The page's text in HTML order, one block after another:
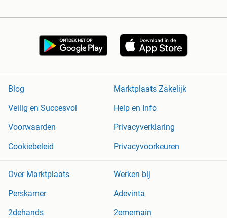
Blog
Marktplaats Zakelijk
Veilig en Succesvol
Help en Info
Voorwaarden
Privacyverklaring
Cookiebeleid
Privacyvoorkeuren
Over Marktplaats
Werken bij
Perskamer
Adevinta
2dehands
2ememain